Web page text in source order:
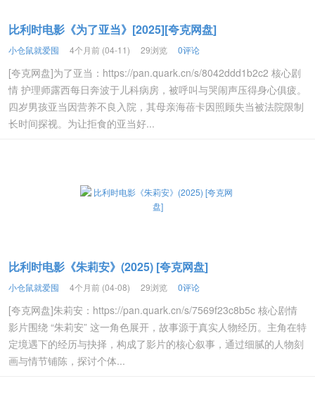
比利时电影《为了亚当》[2025][夸克网盘]
小仓鼠就爱囤 4个月前 (04-11) 29浏览 0评论
[夸克网盘]为了亚当：https://pan.quark.cn/s/8042ddd1b2c2 核心剧
情 护理师露西每日奔波于儿科病房，被呼叫与哭闹声压得身心俱疲。
四岁男孩亚当因营养不良入院，其母亲海蓓卡因照顾失当被法院限制
长时间探视。为让拒食的亚当好...
比利时电影《朱莉安》(2025) [夸克网盘]
小仓鼠就爱囤 4个月前 (04-08) 29浏览 0评论
[夸克网盘]朱莉安：https://pan.quark.cn/s/7569f23c8b5c 核心剧情
影片围绕 “朱莉安” 这一角色展开，故事源于真实人物经历。主角在特
定境遇下的经历与抉择，构成了影片的核心叙事，通过细腻的人物刻
画与情节铺陈，探讨个体...